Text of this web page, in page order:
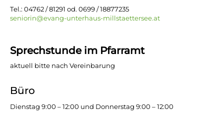
Tel.: 04762 / 81291 od. 0699 / 18877235
seniorin@evang-unterhaus-millstaettersee.at
Sprechstunde im Pfarramt
aktuell bitte nach Vereinbarung
Büro
Dienstag 9:00 – 12:00 und Donnerstag 9:00 – 12:00